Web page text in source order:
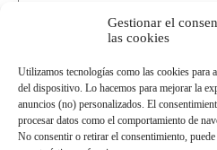
Gestionar el
las cookies
Utilizamos tecnologías como las cookies para
del dispositivo. Lo hacemos para mejorar la
anuncios (no) personalizados. El
procesar datos como el comportamiento de
No consentir o retirar el consentimiento, puede